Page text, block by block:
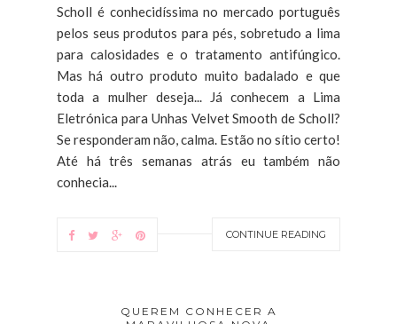
Scholl é conhecidíssima no mercado português
pelos seus produtos para pés, sobretudo a lima
para calosidades e o tratamento antifúngico.
Mas há outro produto muito badalado e que
toda a mulher deseja... Já conhecem a Lima
Eletrónica para Unhas Velvet Smooth de Scholl?
Se responderam não, calma. Estão no sítio certo!
Até há três semanas atrás eu também não
conhecia...
CONTINUE READING
QUEREM CONHECER A